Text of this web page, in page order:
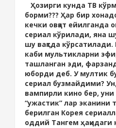
Ҳозирги кунда ТВ
борми??? Ҳар бир
кечки овқат ейилганда
сериал кўрилади, яна
шу вақтда
каби мультикларни
ташланган эди,
юборди деб. У мултик
сериал бузмайдими?
вампирли кино бер,
“ужастик” лар
берилган Корея
оддий Тангем